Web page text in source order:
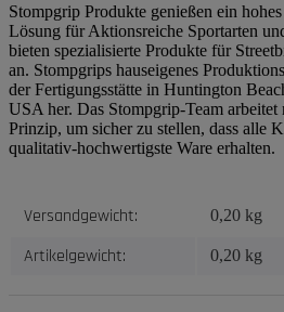
Stompgrip Produkte genießen ein
Lösung für Aktionsreiche Sportarten
bieten spezialisierte Produkte für
an. Stompgrips hauseigenes
der Fertigungsstätte in Huntington
USA her. Das Stompgrip-Team arbeitet
Prinzip, um sicher zu stellen, dass alle
qualitativ-hochwertigste Ware erhalten.
Produkteigenschaft
Wert
Versandgewicht: 0,20 kg
Artikelgewicht: 0,20 kg